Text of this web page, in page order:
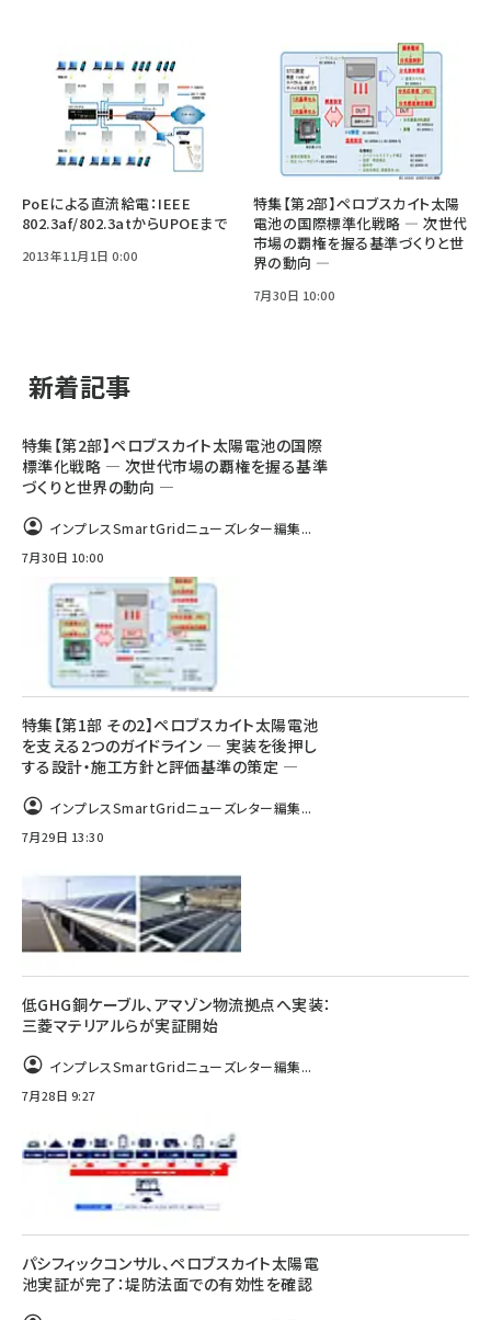
PoEによる直流給電：IEEE
802.3af/802.3atからUPOEまで
2013年11月1日 0:00
特集【第2部】ペロブスカイト太陽
電池の国際標準化戦略 ― 次世代
市場の覇権を握る基準づくりと世
界の動向 ―
7月30日 10:00
新着記事
特集【第2部】ペロブスカイト太陽電池の国際
標準化戦略 ― 次世代市場の覇権を握る基準
づくりと世界の動向 ―
インプレスSmartGridニューズレター編集...
7月30日 10:00
特集【第1部 その2】ペロブスカイト太陽電池
を支える2つのガイドライン ― 実装を後押し
する設計・施工方針と評価基準の策定 ―
インプレスSmartGridニューズレター編集...
7月29日 13:30
低GHG銅ケーブル、アマゾン物流拠点へ実装：
三菱マテリアルらが実証開始
インプレスSmartGridニューズレター編集...
7月28日 9:27
パシフィックコンサル、ペロブスカイト太陽電
池実証が完了：堤防法面での有効性を確認